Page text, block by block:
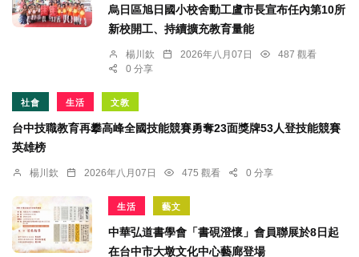
烏日區旭日國小校舍動工盧市長宣布任內第10所
新校開工、持續擴充教育量能
楊川欽 2026年八月07日
487 觀看
0 分享
社會 生活 文教
台中技職教育再攀高峰全國技能競賽勇奪23面獎牌53人登技能競賽
英雄榜
楊川欽 2026年八月07日 475 觀看 0 分享
生活 藝文
中華弘道書學會「書硯澄懷」會員聯展於8日起
在台中市大墩文化中心藝廊登場